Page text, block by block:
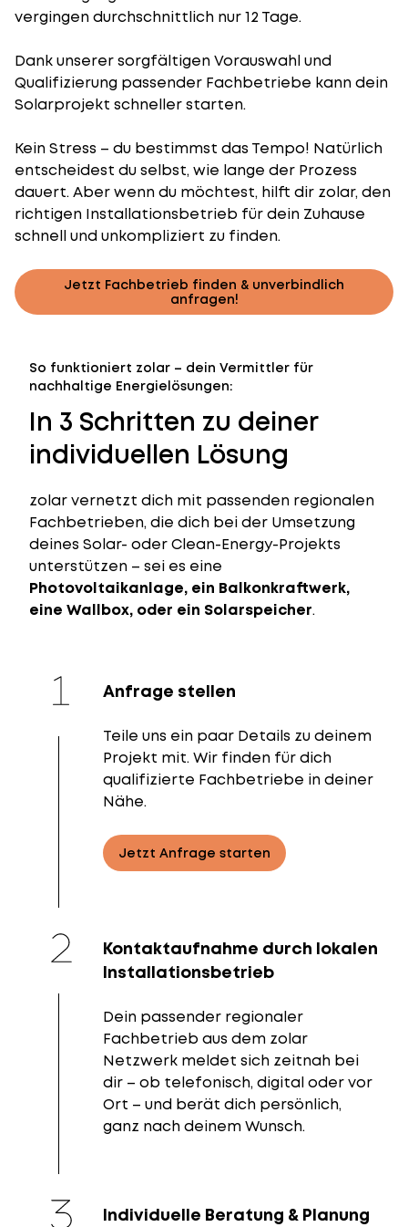
vergingen durchschnittlich nur 12 Tage.
Dank unserer sorgfältigen Vorauswahl und
Qualifizierung passender Fachbetriebe kann dein
Solarprojekt schneller starten.
Kein Stress – du bestimmst das Tempo! Natürlich
entscheidest du selbst, wie lange der Prozess
dauert. Aber wenn du möchtest, hilft dir zolar, den
richtigen Installationsbetrieb für dein Zuhause
schnell und unkompliziert zu finden.
Jetzt Fachbetrieb finden & unverbindlich
anfragen!
So funktioniert zolar – dein Vermittler für
nachhaltige Energielösungen:
In 3 Schritten zu deiner
individuellen Lösung
zolar vernetzt dich mit passenden regionalen
Fachbetrieben, die dich bei der Umsetzung
deines Solar- oder Clean-Energy-Projekts
unterstützen – sei es eine
Photovoltaikanlage, ein Balkonkraftwerk,
eine Wallbox, oder ein Solarspeicher.
Anfrage stellen
Teile uns ein paar Details zu deinem
Projekt mit. Wir finden für dich
qualifizierte Fachbetriebe in deiner
Nähe.
Jetzt Anfrage starten
Kontaktaufnahme durch lokalen
Installationsbetrieb
Dein passender regionaler
Fachbetrieb aus dem zolar
Netzwerk meldet sich zeitnah bei
dir – ob telefonisch, digital oder vor
Ort – und berät dich persönlich,
ganz nach deinem Wunsch.
Individuelle Beratung & Planung